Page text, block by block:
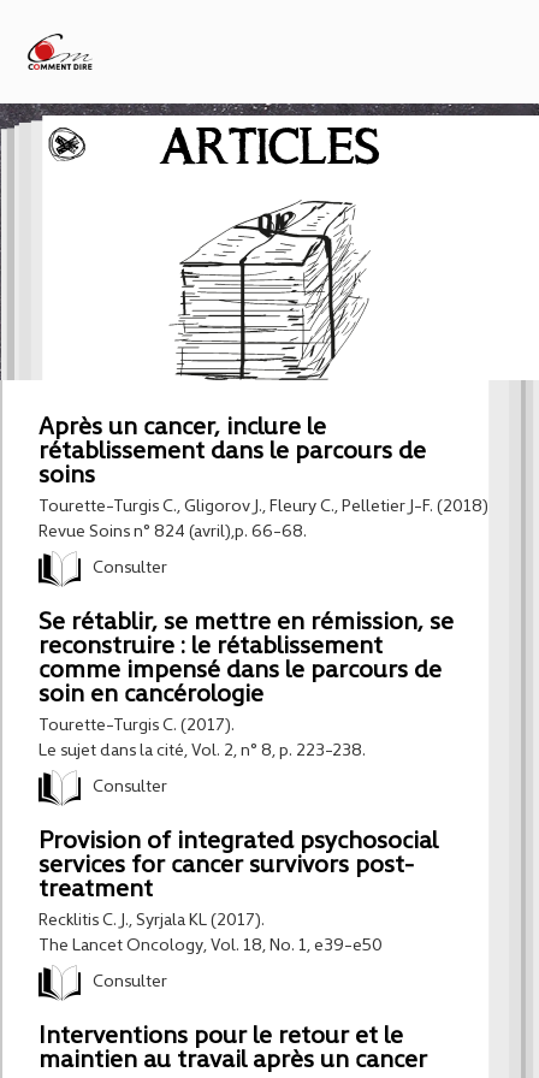
ARTICLES
Après un cancer, inclure le
rétablissement dans le parcours de
soins
Tourette-Turgis C., Gligorov J., Fleury C., Pelletier J-F. (2018)
Revue Soins n° 824 (avril),p. 66-68.
Consulter
Se rétablir, se mettre en rémission, se
reconstruire : le rétablissement
comme impensé dans le parcours de
soin en cancérologie
Tourette-Turgis C. (2017).
Le sujet dans la cité, Vol. 2, n° 8, p. 223-238.
Consulter
Provision of integrated psychosocial
services for cancer survivors post-
treatment
Recklitis C. J., Syrjala KL (2017).
The Lancet Oncology, Vol. 18, No. 1, e39-e50
Consulter
Interventions pour le retour et le
maintien au travail après un cancer